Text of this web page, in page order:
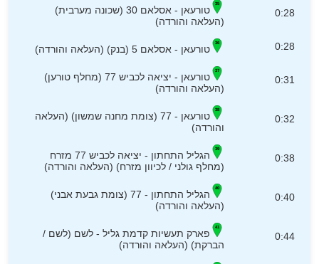
0:28
טורעאן - אסלאם 30 (שכונה מערבית)
(העלאה והורדה)
0:28 טורעאן - אסלאם 5 (בנק) (העלאה והורדה)
0:31
טורעאן - יציאה לכביש 77 (מחלף טורען)
(העלאה והורדה)
0:32
טורעאן - 77 (צומת מחנה שמשון) (העלאה
והורדה)
0:38
הגליל התחתון - יציאה לכביש 77 מזרח
(מחלף גולני / לכיוון מזרח) (העלאה והורדה)
0:40
הגליל התחתון - 77 (צומת גבעת אבני)
(העלאה והורדה)
0:44
פארק תעשיות קדמת גליל - לשם (לשם /
הברקת) (העלאה והורדה)